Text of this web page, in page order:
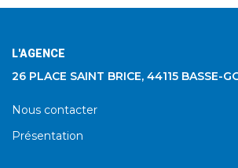
L'AGENCE
26 PLACE SAINT BRICE, 44115 BASSE-
Nous contacter
Présentation